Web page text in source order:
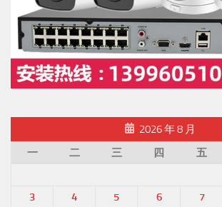
2026 年 8 月
一
二 三 四 五
3
4 5 6 7